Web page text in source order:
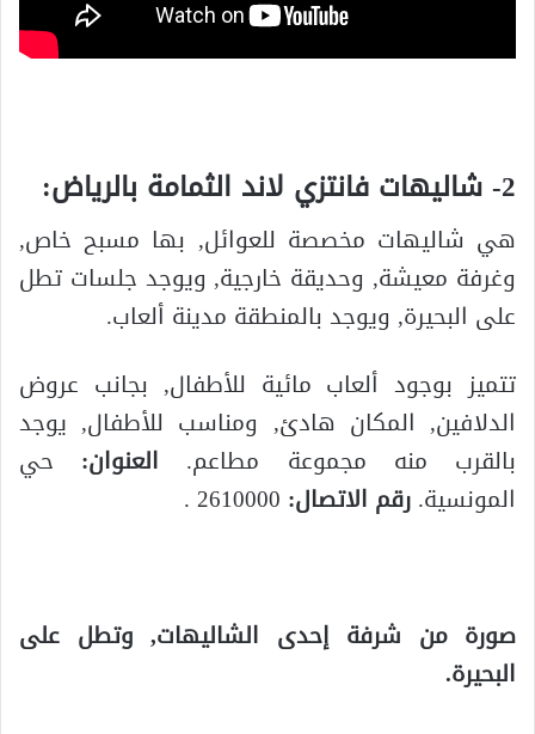
2- شاليهات فانتزي لاند الثمامة بالرياض:
هي شاليهات مخصصة للعوائل, بها مسبح خاص,
وغرفة معيشة, وحديقة خارجية, ويوجد جلسات تطل
على البحيرة, ويوجد بالمنطقة مدينة ألعاب.
تتميز بوجود ألعاب مائية للأطفال, بجانب عروض
الدلافين, المكان هادئ, ومناسب للأطفال, يوجد
بالقرب منه مجموعة مطاعم. العنوان: حي
المونسية.رقم الاتصال:
صورة من شرفة إحدى الشاليهات, وتطل على
البحيرة.